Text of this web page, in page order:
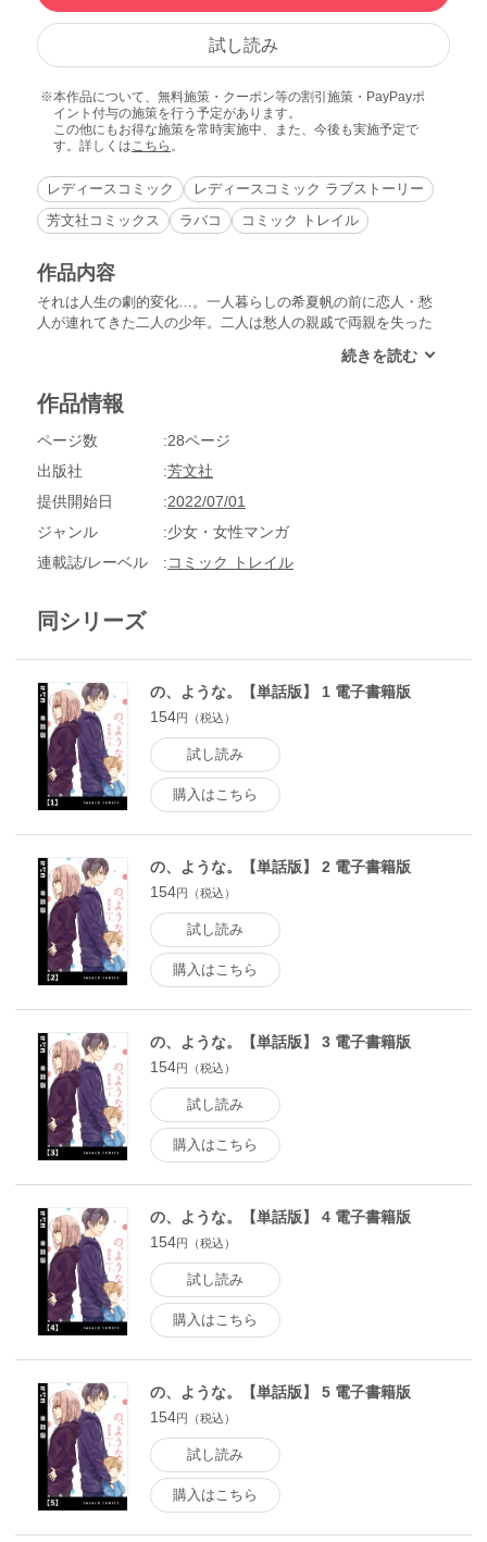
試し読み
本作品について、無料施策・クーポン等の割引施策・PayPayポ
イント付与の施策を行う予定があります。
この他にもお得な施策を常時実施中、また、今後も実施予定で
す。詳しくは こちら 。
レディースコミック
レディースコミック ラブストーリー
芳文社コミックス
ラバコ コミック トレイル
作品内容
それは人生の劇的変化…。一人暮らしの希夏帆の前に恋人・愁
人が連れてきた二人の少年。二人は愁人の親戚で両親を失った
冬真、天真爛漫な5歳の春陽、そして愁人の4人は同居生活をす
※本電子書籍は「の、ような。」５巻に収録されたものです。
作品情報
ページ数
28ページ
出版社
芳文社
提供開始日
2022/07/01
ジャンル
少女・女性マンガ
連載誌/レーベル
コミック トレイル
同シリーズ
の、ような。【単話版】 1 電子書籍版
154円（税込）
試し読み
購入はこちら
の、ような。【単話版】 2 電子書籍版
154円（税込）
試し読み
購入はこちら
の、ような。【単話版】 3 電子書籍版
154円（税込）
試し読み
購入はこちら
の、ような。【単話版】 4 電子書籍版
154円（税込）
試し読み
購入はこちら
の、ような。【単話版】 5 電子書籍版
154円（税込）
試し読み
購入はこちら